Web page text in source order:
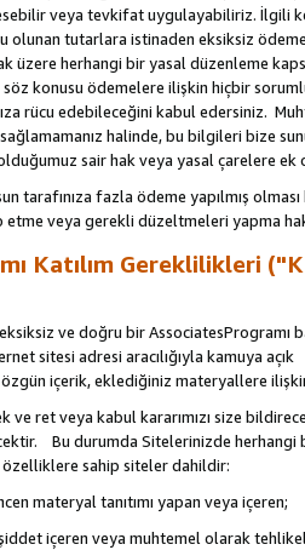
veya tevkifat uygulayabiliriz. İlgili
olunan tutarlara istinaden eksiksiz
üzere herhangi bir yasal düzenleme
söz konusu ödemelere ilişkin hiçbir
rücu edebileceğini kabul edersiniz.
halinde, bu bilgileri bize
sair hak veya yasal çarelere
tarafınıza fazla ödeme yapılmış
veya gerekli düzeltmeleri yapma
Katılım Gereklilikleri
ve doğru bir AssociatesProgramı
sitesi adresi aracılığıyla kamuya
içerik, eklediğiniz materyallere
ve ret veya kabul kararımızı size
Bu durumda Sitelerinizde herhangi
özelliklere sahip siteler dahildir:
materyal tanıtımı yapan veya içeren;
içeren veya muhtemel olarak